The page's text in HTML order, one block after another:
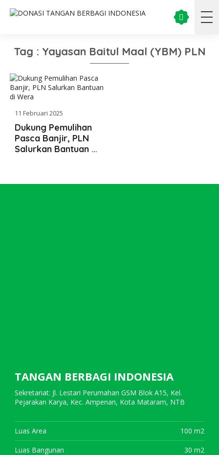
Tag : Yayasan Baitul Maal (YBM) PLN
11 Februari 2025
Dukung Pemulihan
Pasca Banjir, PLN
Salurkan Bantuan di
TANGAN BERBAGI INDONESIA
Sekretariat: Jl. Lestari Perumahan GSM Blok A15, Kel.
Pejarakan Karya, Kec. Ampenan, Kota Mataram, NTB
Luas Area 100 m2
Luas Bangunan 30 m2